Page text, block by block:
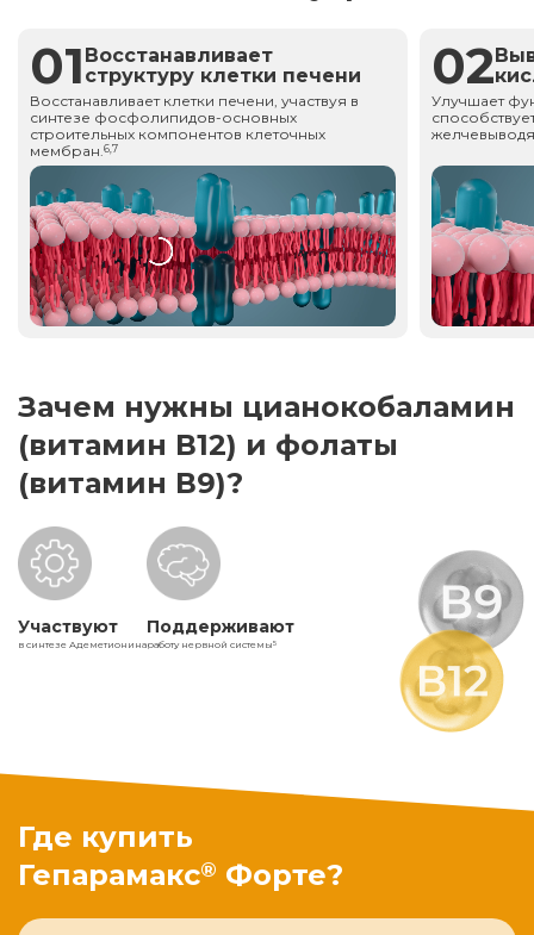
01 Восстанавливает
структуру клетки печени
Восстанавливает клетки печени, участвуя в
синтезе фосфолипидов-основных
строительных компонентов клеточных
мембран.6,7
02
Улучшает
Зачем нужны цианокобаламин
(витамин В12) и фолаты
(витамин В9)?
Участвуют
в синтезе Адеметионина
Поддерживают
работу нервной системы5
Где купить
Гепарамакс® Форте?